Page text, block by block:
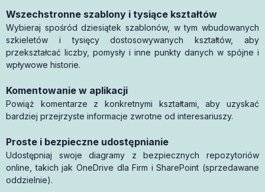
Wszechstronne szablony i tysiące kształtów
Wybieraj spośród dziesiątek szablonów, w tym wbudowanych
szkieletów i tysięcy dostosowywanych kształtów, aby
przekształcać liczby, pomysły i inne punkty danych w spójne i
wpływowe historie.
Komentowanie w aplikacji
Powiąż komentarze z konkretnymi kształtami, aby uzyskać
bardziej przejrzyste informacje zwrotne od interesariuszy.
Proste i bezpieczne udostępnianie
Udostępniaj swoje diagramy z bezpiecznych repozytoriów
online, takich jak OneDrive dla Firm i SharePoint (sprzedawane
oddzielnie).